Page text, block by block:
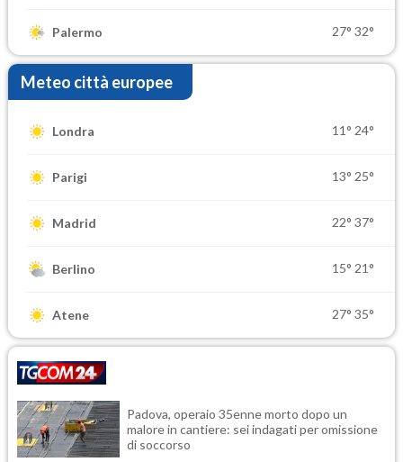
Palermo 27° 32°
Meteo città europee
Londra 11° 24°
Parigi 13° 25°
Madrid 22° 37°
Berlino 15° 21°
Atene 27° 35°
Padova, operaio 35enne morto dopo un
malore in cantiere: sei indagati per omissione
di soccorso